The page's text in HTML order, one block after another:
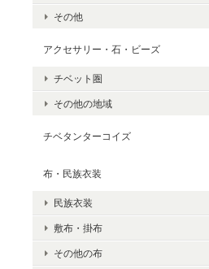
その他
アクセサリー・石・ビーズ
チベット圏
その他の地域
チベタンターコイズ
布・民族衣装
民族衣装
敷布・掛布
その他の布